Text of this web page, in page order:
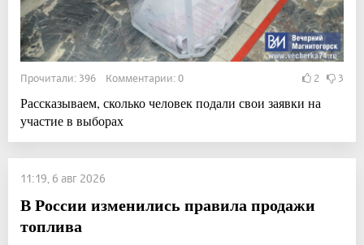
Прочитали: 396 Комментарии: 0 2 3
Рассказываем, сколько человек подали свои заявки на
участие в выборах
11:19, 6 авг 2026
В России изменились правила продажи
топлива